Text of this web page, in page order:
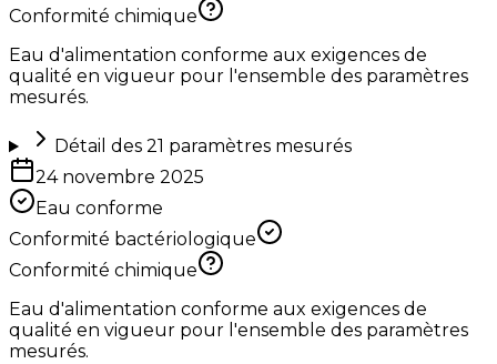
Conformité chimique
Eau d'alimentation conforme aux exigences de
qualité en vigueur pour l'ensemble des paramètres
mesurés.
Détail des 21 paramètres mesurés
24 novembre 2025
Eau conforme
Conformité bactériologique
Conformité chimique
Eau d'alimentation conforme aux exigences de
qualité en vigueur pour l'ensemble des paramètres
mesurés.